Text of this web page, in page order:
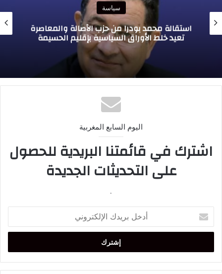
سياسة
حين تتحول الأمنيات إلى “معطيات”…تفكيك خطاب
التشكيك في القيادة الجماعية
اليوم السابع المغربية
اشترك في قائمتنا البريدية للحصول
على التحديثات الجديدة
.
بريدك
الإلكتروني